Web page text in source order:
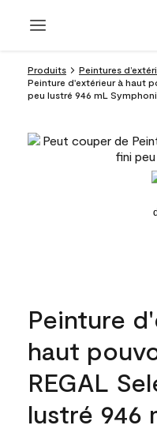
Produits
Peintures
Peinture d'extérieur à haut
peu lustré 946 mL
Peinture
haut
REGAL
lustré 946